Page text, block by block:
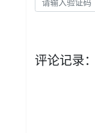
评论记录：